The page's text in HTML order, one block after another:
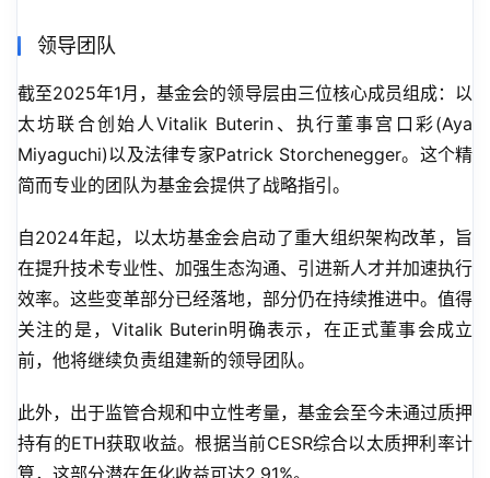
领导团队
截至2025年1月，基金会的领导层由三位核心成员组成：以
太坊联合创始人Vitalik Buterin、执行董事宫口彩(Aya
Miyaguchi)以及法律专家Patrick Storchenegger。这个精
简而专业的团队为基金会提供了战略指引。
自2024年起，以太坊基金会启动了重大组织架构改革，旨
在提升技术专业性、加强生态沟通、引进新人才并加速执行
效率。这些变革部分已经落地，部分仍在持续推进中。值得
关注的是，Vitalik Buterin明确表示，在正式董事会成立
前，他将继续负责组建新的领导团队。
此外，出于监管合规和中立性考量，基金会至今未通过质押
持有的ETH获取收益。根据当前CESR综合以太质押利率计